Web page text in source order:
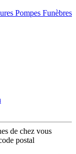
Pompes Funèbres
de chez vous
postal